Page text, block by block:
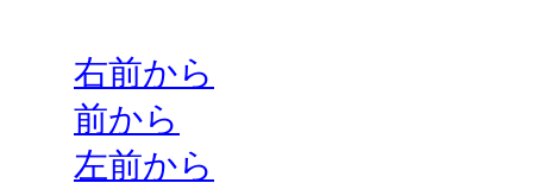
右前から
前から
左前から